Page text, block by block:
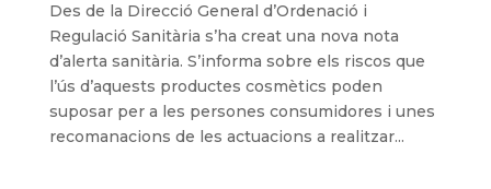
Des de la Direcció General d’Ordenació i
Regulació Sanitària s’ha creat una nova nota
d’alerta sanitària. S’informa sobre els riscos que
l’ús d’aquests productes cosmètics poden
suposar per a les persones consumidores i unes
recomanacions de les actuacions a realitzar...